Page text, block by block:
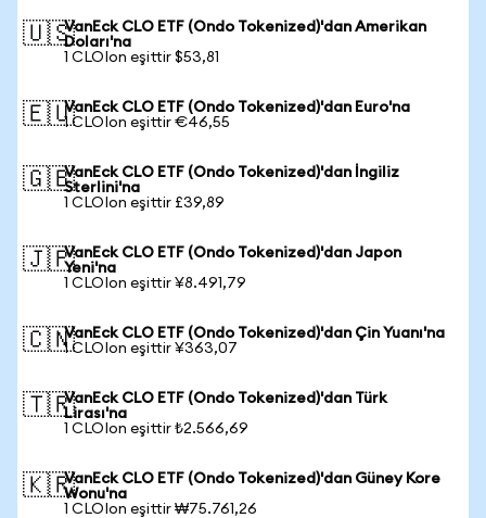
🇺🇸VanEck CLO ETF (Ondo Tokenized)'dan Amerikan
Doları'na
1 CLOIon eşittir $53,81
🇪🇺VanEck CLO ETF (Ondo Tokenized)'dan Euro'na
1 CLOIon eşittir €46,55
🇬🇧VanEck CLO ETF (Ondo Tokenized)'dan İngiliz
Sterlini'na
1 CLOIon eşittir £39,89
🇯🇵VanEck CLO ETF (Ondo Tokenized)'dan Japon
Yeni'na
1 CLOIon eşittir ¥8.491,79
🇨🇳VanEck CLO ETF (Ondo Tokenized)'dan Çin Yuanı'na
1 CLOIon eşittir ¥363,07
🇹🇷VanEck CLO ETF (Ondo Tokenized)'dan Türk
Lirası'na
1 CLOIon eşittir ₺2.566,69
🇰🇷VanEck CLO ETF (Ondo Tokenized)'dan Güney Kore
Wonu'na
1 CLOIon eşittir ₩75.761,26